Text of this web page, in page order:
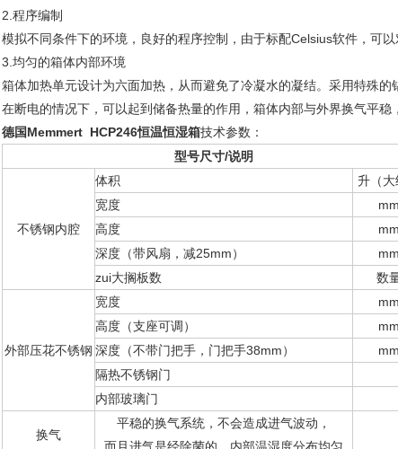
2.程序编制
模拟不同条件下的环境，良好的程序控制，由于标配Celsius软件，可
3.均匀的箱体内部环境
箱体加热单元设计为六面加热，从而避免了冷凝水的凝结。采用特殊
在断电的情况下，可以起到储备热量的作用，箱体内部与外界换气平稳
德国Memmert HCP246恒温恒湿箱技术参数：
型号尺寸/说明
不锈钢内腔
体积 升（大
宽度
mm
高度
mm
深度（带风扇，减25mm）
mm
zui大搁板数
数
外部压花不锈钢
宽度 mm
高度（支座可调）
mm
深度（不带门把手，门把手38mm）
mm
隔热不锈钢门
内部玻璃门
换气
平稳的换气系统，不会造成进气波动，